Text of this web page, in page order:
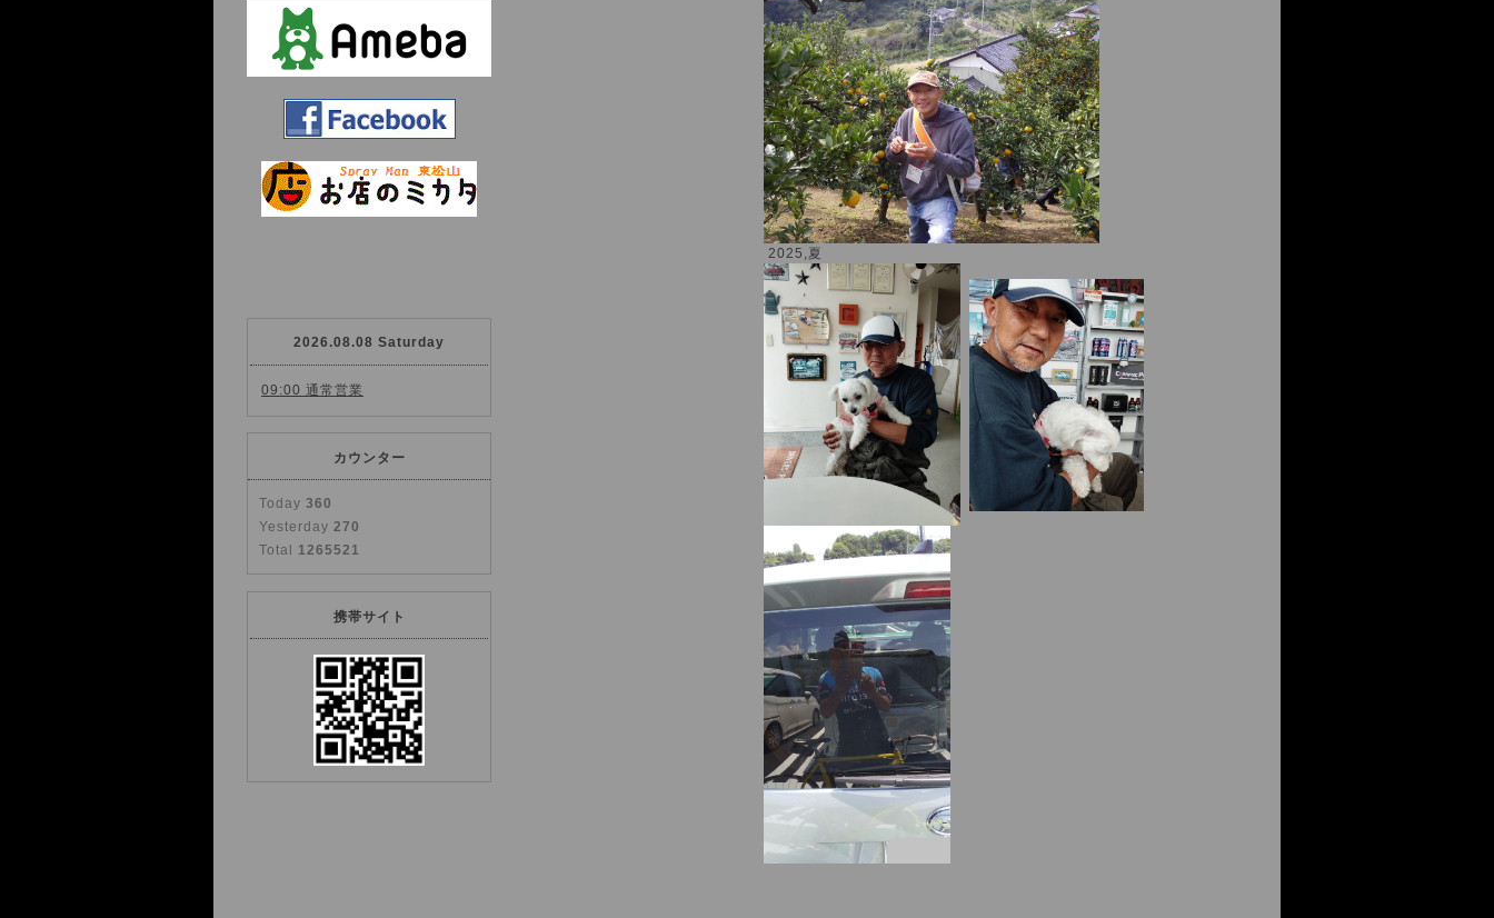
2025,夏
2026.08.08 Saturday
09:00 通常営業
カウンター
Today 360
Yesterday 270
Total 1265521
携帯サイト